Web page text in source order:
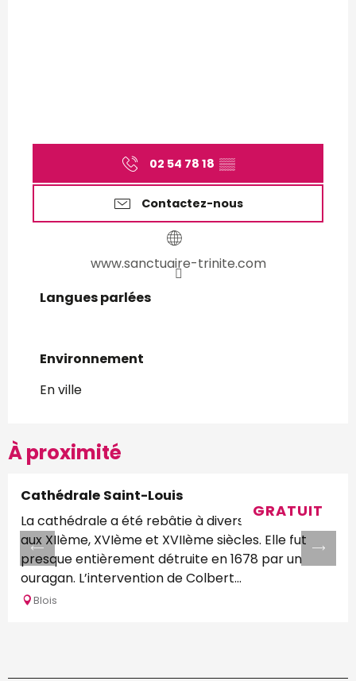
02 54 78 18 ▒▒
Contactez-nous
www.sanctuaire-trinite.com
Langues parlées
Langues parlées
Environnement
Environnement
En ville
À proximité
GRATUIT
Cathédrale Saint-Louis
La cathédrale a été rebâtie à diverses reprises
aux XIIème, XVIème et XVIIème siècles. Elle fut
presque entièrement détruite en 1678 par un
ouragan. L’intervention de Colbert...
Blois